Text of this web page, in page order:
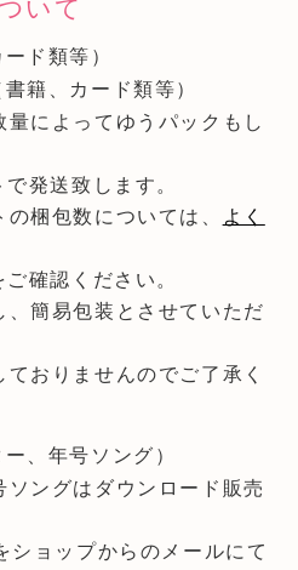
いて
ド類等）
籍、カード類等）
量によってゆうパックもし
発送致します。
梱包数については、
よく
確認ください。
、簡易包装とさせていただ
ておりませんのでご了承く
、年号ソング）
ソングはダウンロード販売
ショップからのメールにて